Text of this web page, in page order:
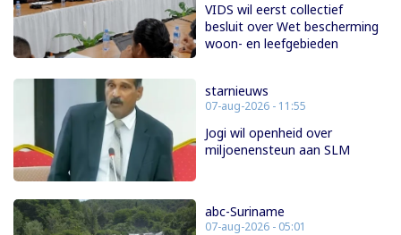
VIDS wil eerst collectief
besluit over Wet bescherming
woon- en leefgebieden
starnieuws
07-aug-2026 - 11:55
Jogi wil openheid over
miljoenensteun aan SLM
abc-Suriname
07-aug-2026 - 05:01